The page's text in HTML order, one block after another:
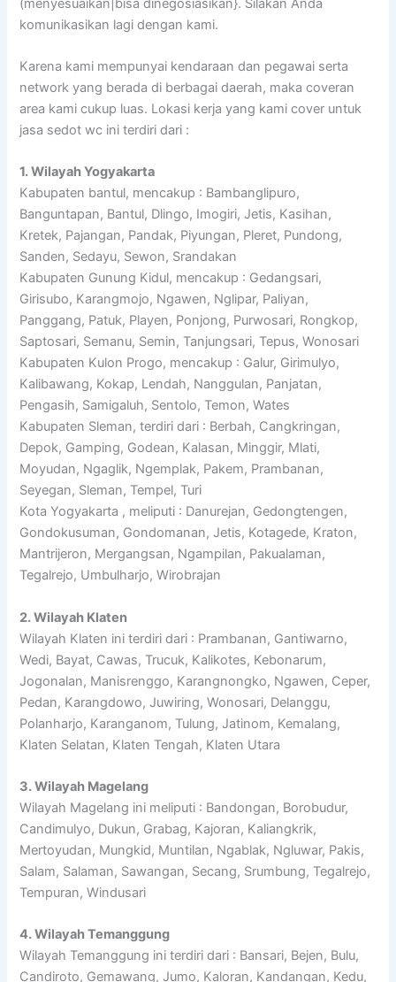
(menyesuaikan|bisa dinegosiasikan}. Silakan Anda
komunikasikan lagi dengan kami.
Karena kami mempunyai kendaraan dan pegawai serta
network yang berada di berbagai daerah, maka coveran
area kami cukup luas. Lokasi kerja yang kami cover untuk
jasa sedot wc ini terdiri dari :
1. Wilayah Yogyakarta
Kabupaten bantul, mencakup : Bambanglipuro,
Banguntapan, Bantul, Dlingo, Imogiri, Jetis, Kasihan,
Kretek, Pajangan, Pandak, Piyungan, Pleret, Pundong,
Sanden, Sedayu, Sewon, Srandakan
Kabupaten Gunung Kidul, mencakup : Gedangsari,
Girisubo, Karangmojo, Ngawen, Nglipar, Paliyan,
Panggang, Patuk, Playen, Ponjong, Purwosari, Rongkop,
Saptosari, Semanu, Semin, Tanjungsari, Tepus, Wonosari
Kabupaten Kulon Progo, mencakup : Galur, Girimulyo,
Kalibawang, Kokap, Lendah, Nanggulan, Panjatan,
Pengasih, Samigaluh, Sentolo, Temon, Wates
Kabupaten Sleman, terdiri dari : Berbah, Cangkringan,
Depok, Gamping, Godean, Kalasan, Minggir, Mlati,
Moyudan, Ngaglik, Ngemplak, Pakem, Prambanan,
Seyegan, Sleman, Tempel, Turi
Kota Yogyakarta , meliputi : Danurejan, Gedongtengen,
Gondokusuman, Gondomanan, Jetis, Kotagede, Kraton,
Mantrijeron, Mergangsan, Ngampilan, Pakualaman,
Tegalrejo, Umbulharjo, Wirobrajan
2. Wilayah Klaten
Wilayah Klaten ini terdiri dari : Prambanan, Gantiwarno,
Wedi, Bayat, Cawas, Trucuk, Kalikotes, Kebonarum,
Jogonalan, Manisrenggo, Karangnongko, Ngawen, Ceper,
Pedan, Karangdowo, Juwiring, Wonosari, Delanggu,
Polanharjo, Karanganom, Tulung, Jatinom, Kemalang,
Klaten Selatan, Klaten Tengah, Klaten Utara
3. Wilayah Magelang
Wilayah Magelang ini meliputi : Bandongan, Borobudur,
Candimulyo, Dukun, Grabag, Kajoran, Kaliangkrik,
Mertoyudan, Mungkid, Muntilan, Ngablak, Ngluwar, Pakis,
Salam, Salaman, Sawangan, Secang, Srumbung, Tegalrejo,
Tempuran, Windusari
4. Wilayah Temanggung
Wilayah Temanggung ini terdiri dari : Bansari, Bejen, Bulu,
Candiroto, Gemawang, Jumo, Kaloran, Kandangan, Kedu,